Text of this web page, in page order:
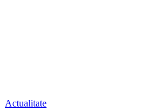
Actualitate